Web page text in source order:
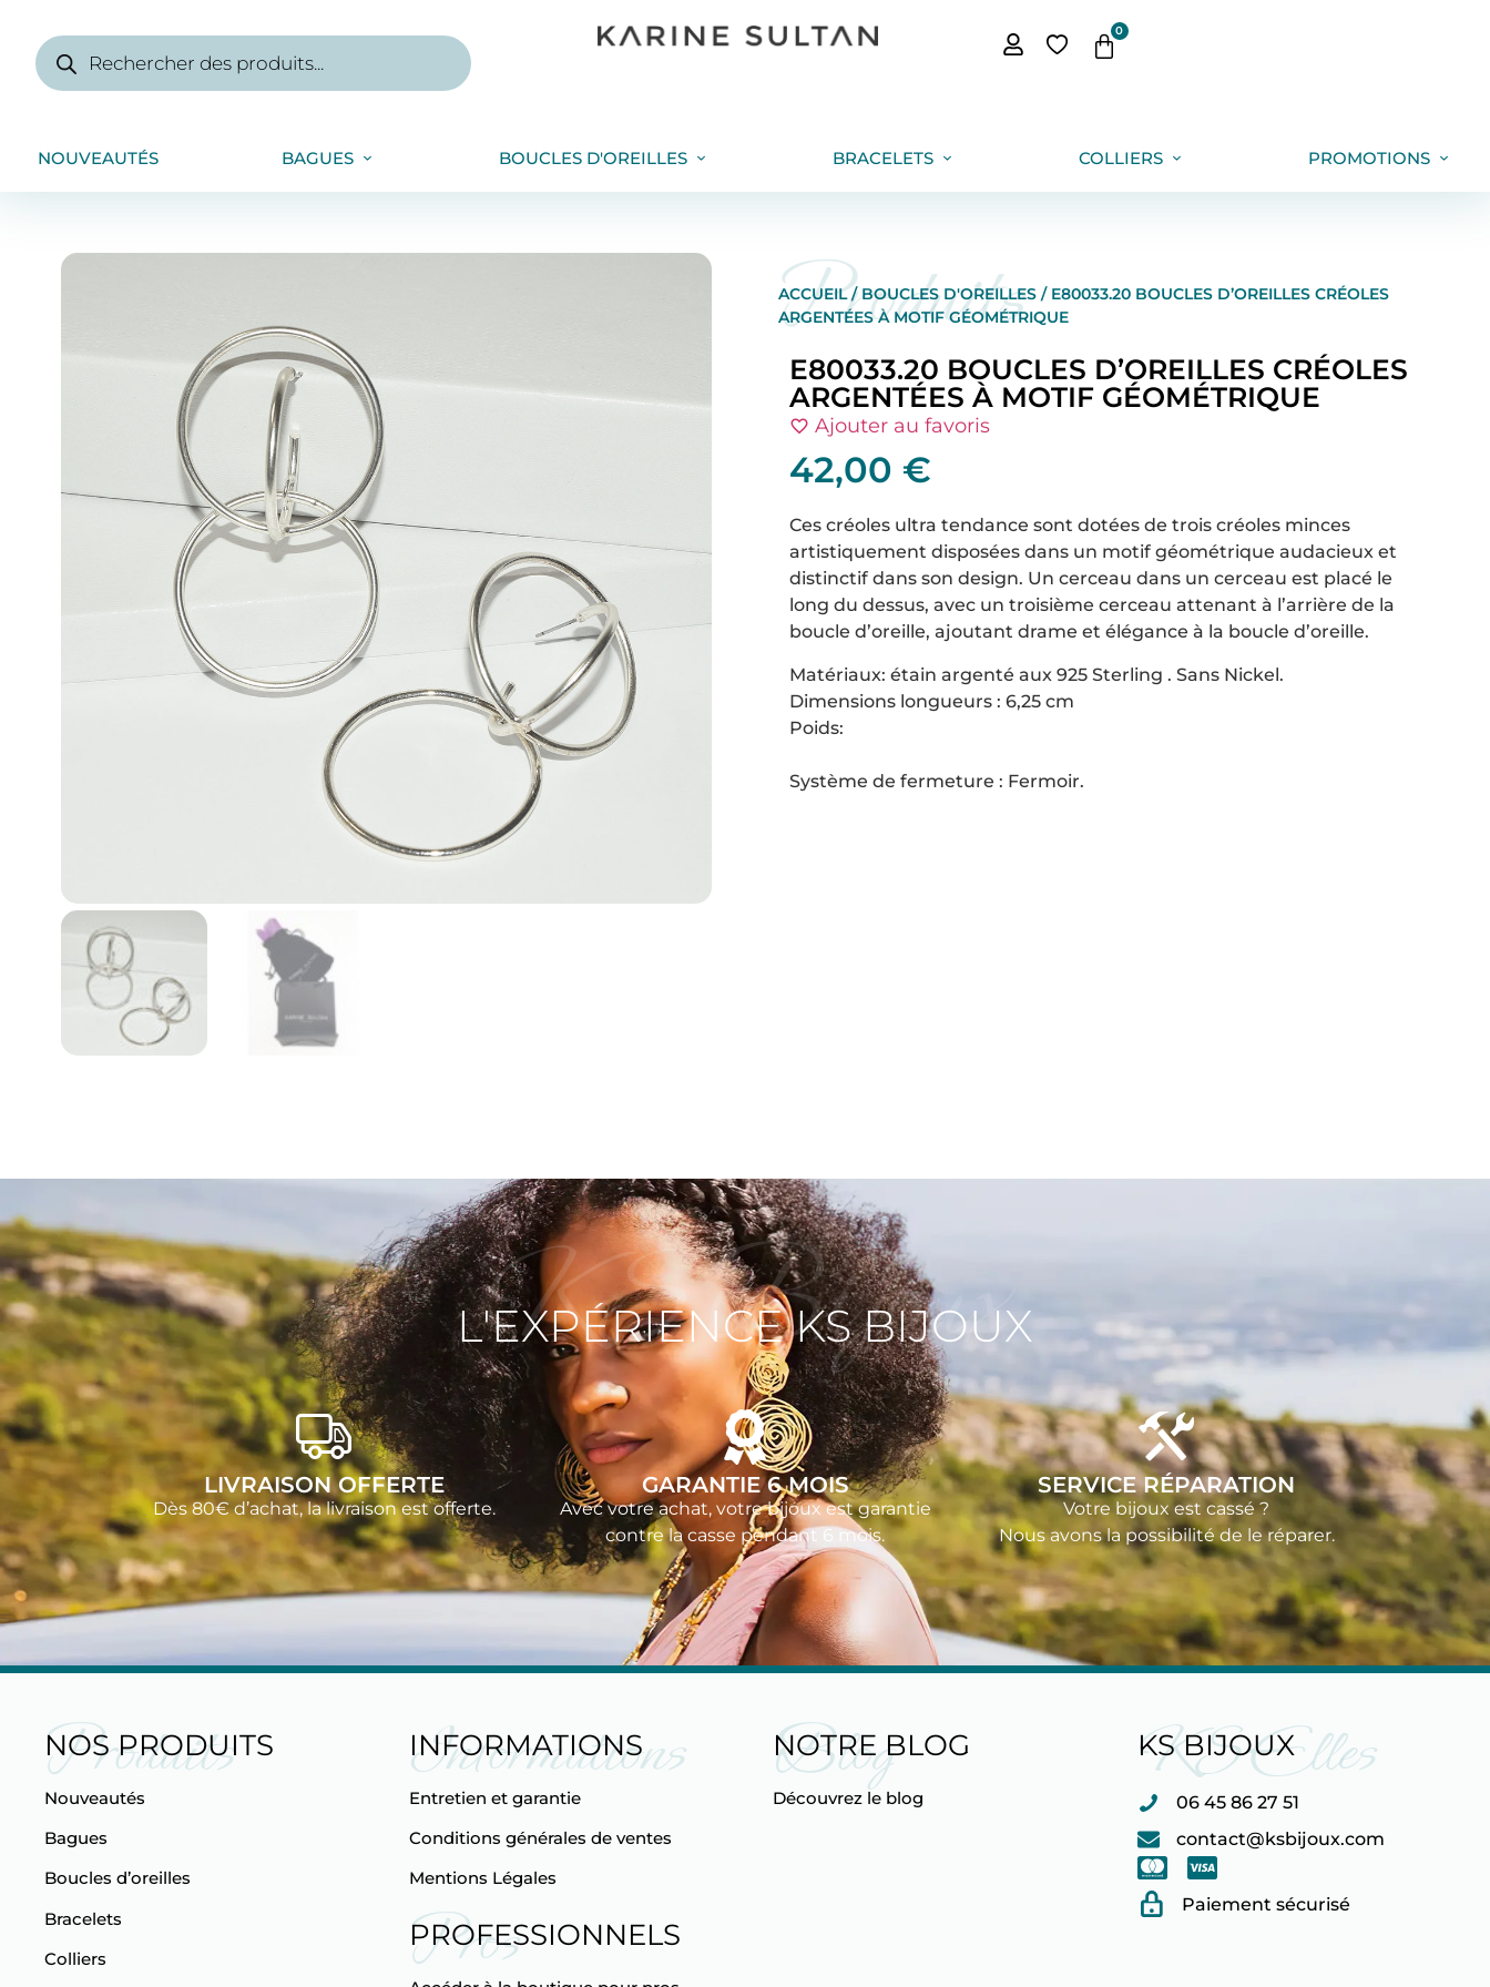
0
NOUVEAUTÉS BAGUES BOUCLES D'OREILLES BRACELETS COLLIERS PROMOTIONS
Produits
ACCUEIL/BOUCLES D'OREILLES / E80033.20 BOUCLES D’OREILLES CRÉOLES
ARGENTÉES À MOTIF GÉOMÉTRIQUE
E80033.20 BOUCLES D’OREILLES CRÉOLES
ARGENTÉES À MOTIF GÉOMÉTRIQUE
Ajouter au favoris
42,00 €
Ces créoles ultra tendance sont dotées de trois créoles minces
artistiquement disposées dans un motif géométrique audacieux et
distinctif dans son design. Un cerceau dans un cerceau est placé le
long du dessus, avec un troisième cerceau attenant à l’arrière de la
boucle d’oreille, ajoutant drame et élégance à la boucle d’oreille.
Matériaux: étain argenté aux 925 Sterling . Sans Nickel.
Dimensions longueurs : 6,25 cm
Poids:
Système de fermeture : Fermoir.
KS Bijoux
L'EXPÉRIENCE KS BIJOUX
LIVRAISON OFFERTE
Dès 80€ d’achat, la livraison est offerte.
GARANTIE 6 MOIS
Avec votre achat, votre bijoux est garantie
contre la casse pendant 6 mois.
SERVICE RÉPARATION
Votre bijoux est cassé ?
Nous avons la possibilité de le réparer.
Produits
NOS PRODUITS
Nouveautés
Bagues
Boucles d’oreilles
Bracelets
Colliers
Informations
INFORMATIONS
Entretien et garantie
Conditions générales de ventes
Mentions Légales
Pros
PROFESSIONNELS
Blog
NOTRE BLOG
Découvrez le blog
KS Elles
KS BIJOUX
06 45 86 27 51
contact@ksbijoux.com
Paiement sécurisé